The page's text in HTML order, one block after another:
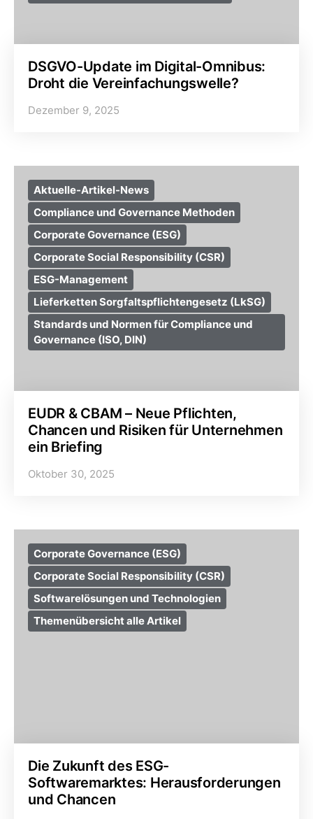
DSGVO-Update im Digital-Omnibus:
Droht die Vereinfachungswelle?
Dezember 9, 2025
Aktuelle-Artikel-News
Compliance und Governance Methoden
Corporate Governance (ESG)
Corporate Social Responsibility (CSR)
ESG-Management
Lieferketten Sorgfaltspflichtengesetz (LkSG)
Standards und Normen für Compliance und
Governance (ISO, DIN)
EUDR & CBAM – Neue Pflichten,
Chancen und Risiken für Unternehmen
ein Briefing
Oktober 30, 2025
Corporate Governance (ESG)
Corporate Social Responsibility (CSR)
Softwarelösungen und Technologien
Themenübersicht alle Artikel
Die Zukunft des ESG-
Softwaremarktes: Herausforderungen
und Chancen